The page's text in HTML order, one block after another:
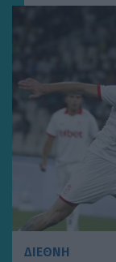
ΔΙΕΘΝΗ